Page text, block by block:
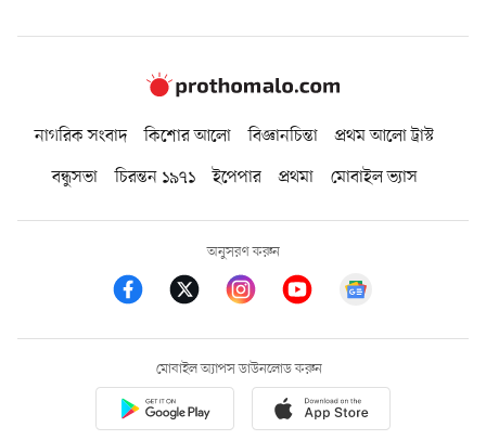
নাগরিক সংবাদ কিশোর আলো বিজ্ঞানচিন্তা
প্রথম আলো ট্রাস্ট
বন্ধুসভা
চিরন্তন ১৯৭১ ইপেপার প্রথমা মোবাইল ভ্যাস
অনুসরণ করুন
মোবাইল অ্যাপস ডাউনলোড করুন